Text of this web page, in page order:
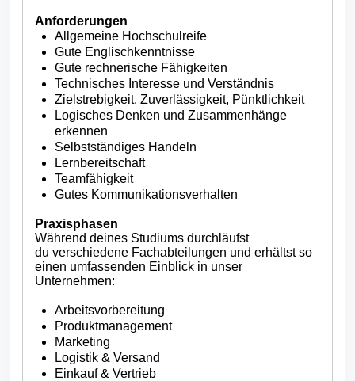
Anforderungen
Allgemeine Hochschulreife
Gute Englischkenntnisse
Gute rechnerische Fähigkeiten
Technisches Interesse und Verständnis
Zielstrebigkeit, Zuverlässigkeit, Pünktlichkeit
Logisches Denken und Zusammenhänge
erkennen
Selbstständiges Handeln
Lernbereitschaft
Teamfähigkeit
Gutes Kommunikationsverhalten
Praxisphasen
Während deines Studiums durchläufst
du verschiedene Fachabteilungen und erhältst so
einen umfassenden Einblick in unser
Unternehmen:
Arbeitsvorbereitung
Produktmanagement
Marketing
Logistik & Versand
Einkauf & Vertrieb